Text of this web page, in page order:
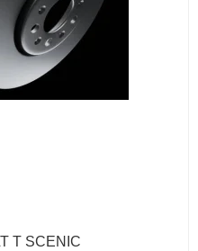
T SCENIC